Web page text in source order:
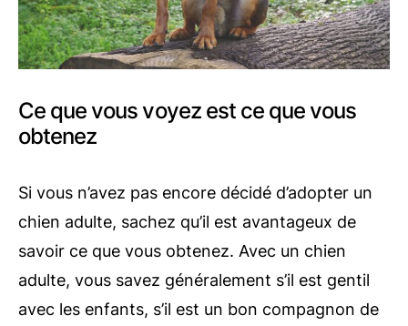
Ce que vous voyez est ce que vous
obtenez
Si vous n’avez pas encore décidé d’adopter un
chien adulte, sachez qu’il est avantageux de
savoir ce que vous obtenez. Avec un chien
adulte, vous savez généralement s’il est gentil
avec les enfants, s’il est un bon compagnon de